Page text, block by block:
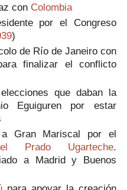
con Colombia
por el Congreso
)
de Río de Janeiro con
finalizar el conflicto
que daban la
Eguiguren por estar
Gran Mariscal por el
Prado Ugarteche.
a Madrid y Buenos